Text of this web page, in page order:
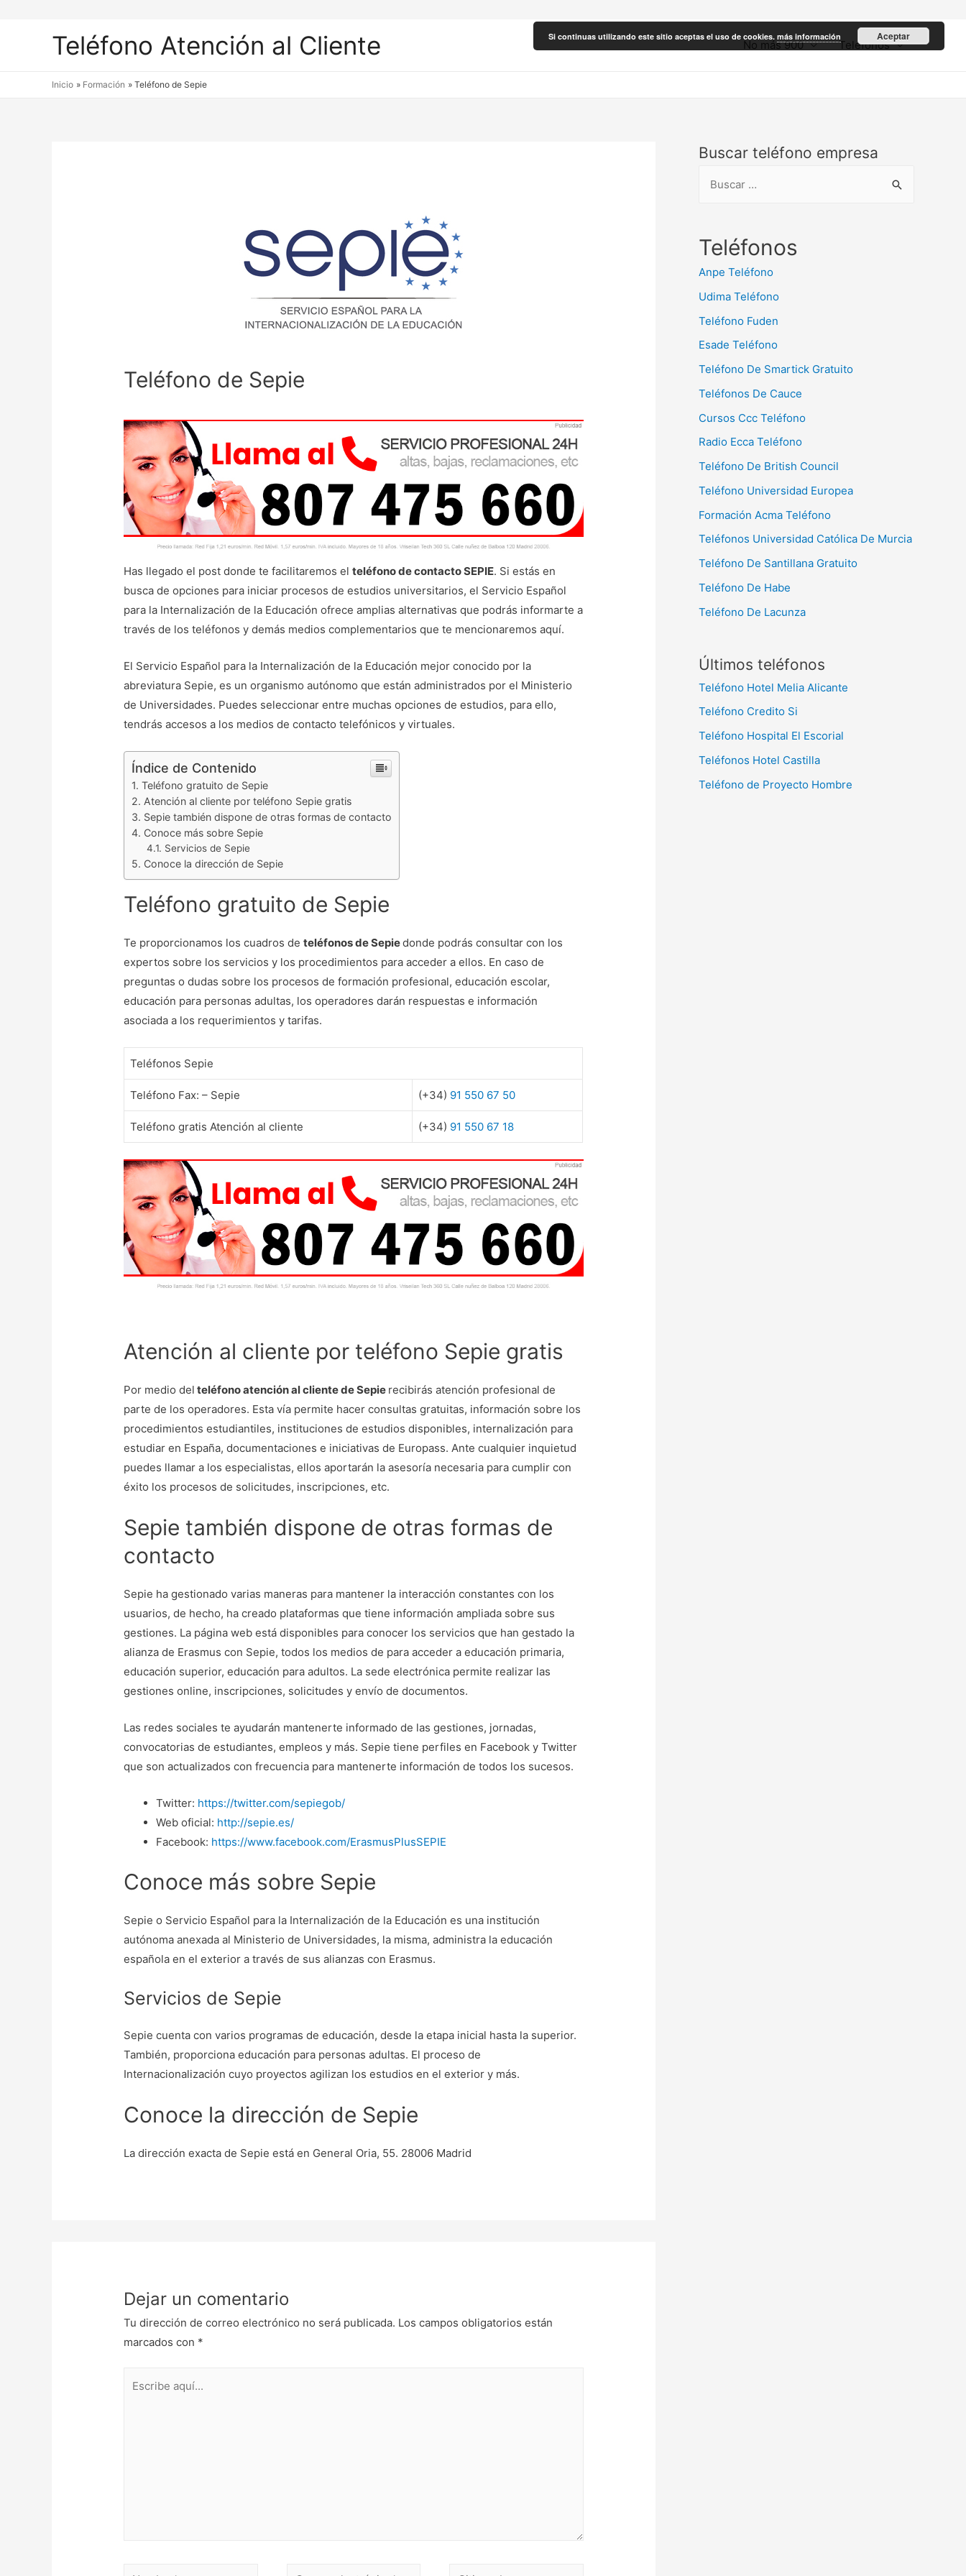
Teléfono Atención al Cliente No más 900 Teléfonos
Inicio Formación Teléfono de Sepie
Teléfono de Sepie
Has llegado el post donde te facilitaremos elteléfono de contacto SEPIE. Si estás en
busca de opciones para iniciar procesos de estudios universitarios, el Servicio Español
para la Internalización de la Educación ofrece amplias alternativas que podrás informarte a
través de los teléfonos y demás medios complementarios que te mencionaremos aquí.
El Servicio Español para la Internalización de la Educación mejor conocido por la
abreviatura Sepie, es un organismo autónomo que están administrados por el Ministerio
de Universidades. Puedes seleccionar entre muchas opciones de estudios, para ello,
tendrás accesos a los medios de contacto telefónicos y virtuales.
Índice de Contenido
Teléfono gratuito de Sepie
Atención al cliente por teléfono Sepie gratis
Sepie también dispone de otras formas de contacto
Conoce más sobre Sepie
Servicios de Sepie
Conoce la dirección de Sepie
Teléfono gratuito de Sepie
Te proporcionamos los cuadros deteléfonos de Sepiedonde podrás consultar con los
expertos sobre los servicios y los procedimientos para acceder a ellos. En caso de
preguntas o dudas sobre los procesos de formación profesional, educación escolar,
educación para personas adultas, los operadores darán respuestas e información
asociada a los requerimientos y tarifas.
Teléfonos Sepie
Teléfono Fax: – Sepie (+34) 91 550 67 50
Teléfono gratis Atención al cliente (+34) 91 550 67 18
Atención al cliente por teléfono Sepie gratis
Por medio del teléfono atención al cliente de Sepie recibirás atención profesional de
parte de los operadores. Esta vía permite hacer consultas gratuitas, información sobre los
procedimientos estudiantiles, instituciones de estudios disponibles, internalización para
estudiar en España, documentaciones e iniciativas de Europass. Ante cualquier inquietud
puedes llamar a los especialistas, ellos aportarán la asesoría necesaria para cumplir con
éxito los procesos de solicitudes, inscripciones, etc.
Sepie también dispone de otras formas de
contacto
Sepie ha gestionado varias maneras para mantener la interacción constantes con los
usuarios, de hecho, ha creado plataformas que tiene información ampliada sobre sus
gestiones. La página web está disponibles para conocer los servicios que han gestado la
alianza de Erasmus con Sepie, todos los medios de para acceder a educación primaria,
educación superior, educación para adultos. La sede electrónica permite realizar las
gestiones online, inscripciones, solicitudes y envío de documentos.
Las redes sociales te ayudarán mantenerte informado de las gestiones, jornadas,
convocatorias de estudiantes, empleos y más. Sepie tiene perfiles en Facebook y Twitter
que son actualizados con frecuencia para mantenerte información de todos los sucesos.
Twitter: https://twitter.com/sepiegob/
Web oficial: http://sepie.es/
Facebook: https://www.facebook.com/ErasmusPlusSEPIE
Conoce más sobre Sepie
Sepie o Servicio Español para la Internalización de la Educación es una institución
autónoma anexada al Ministerio de Universidades, la misma, administra la educación
española en el exterior a través de sus alianzas con Erasmus.
Servicios de Sepie
Sepie cuenta con varios programas de educación, desde la etapa inicial hasta la superior.
También, proporciona educación para personas adultas. El proceso de
Internacionalización cuyo proyectos agilizan los estudios en el exterior y más.
Conoce la dirección de Sepie
La dirección exacta de Sepie está en General Oria, 55. 28006 Madrid
Dejar un comentario
Tu dirección de correo electrónico no será publicada. Los campos obligatorios están
marcados con *
Nombre* Correo Sitio
Buscar teléfono empresa
c
:
Teléfonos
Anpe Teléfono
Udima Teléfono
Teléfono Fuden
Esade Teléfono
Teléfono De Smartick Gratuito
Teléfonos De Cauce
Cursos Ccc Teléfono
Radio Ecca Teléfono
Teléfono De British Council
Teléfono Universidad Europea
Formación Acma Teléfono
Teléfonos Universidad Católica De Murcia
Teléfono De Santillana Gratuito
Teléfono De Habe
Teléfono De Lacunza
Últimos teléfonos
Teléfono Hotel Melia Alicante
Teléfono Credito Si
Teléfono Hospital El Escorial
Teléfonos Hotel Castilla
Teléfono de Proyecto Hombre
Si continuas utilizando este sitio aceptas el uso de cookies. más información Aceptar